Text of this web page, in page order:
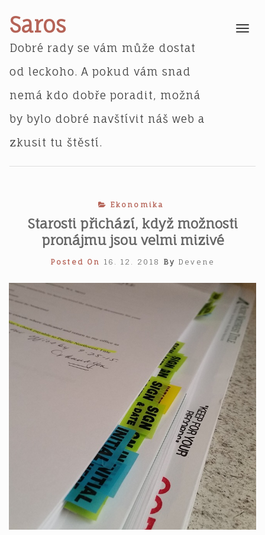
content
Saros
Dobré rady se vám může dostat
od leckoho. A pokud vám snad
nemá kdo dobře poradit, možná
by bylo dobré navštívit náš web a
zkusit tu štěstí.
Toggle
Ekonomika
Starosti přichází, když možnosti
pronájmu jsou velmi mizivé
Posted On 16. 12. 2018 By Devene